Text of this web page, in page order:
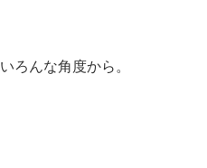
いろんな角度から。